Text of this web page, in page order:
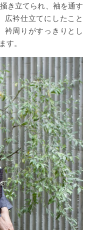
き立てられ、袖を通す
広衿仕立てにしたこと
衿周りがすっきりとし
す。